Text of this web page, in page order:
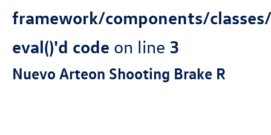
framework/components/
eval()'d code on line 3
Nuevo Arteon Shooting Brake R